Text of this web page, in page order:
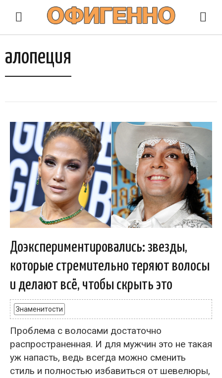
алопеция
Доэкспериментировались: звезды,
которые стремительно теряют волосы
и делают всё, чтобы скрыть это
Знаменитости
Проблема с волосами достаточно
распространенная. И для мужчин это не такая
уж напасть, ведь всегда можно сменить
стиль и полностью избавиться от шевелюры,